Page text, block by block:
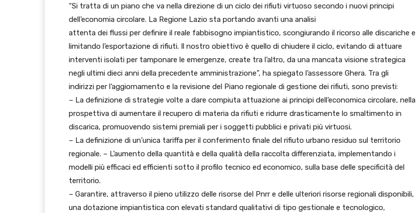
“Si tratta di un piano che va nella direzione di un ciclo dei rifiuti virtuoso secondo i nuovi principi
dell’economia circolare. La Regione Lazio sta portando avanti una analisi
attenta dei flussi per definire il reale fabbisogno impiantistico, scongiurando il ricorso alle discariche e
limitando l’esportazione di rifiuti. Il nostro obiettivo è quello di chiudere il ciclo, evitando di attuare
interventi isolati per tamponare le emergenze, create tra l’altro, da una mancata visione strategica
negli ultimi dieci anni della precedente amministrazione”, ha spiegato l’assessore Ghera. Tra gli
indirizzi per l’aggiornamento e la revisione del Piano regionale di gestione dei rifiuti, sono previsti:
– La definizione di strategie volte a dare compiuta attuazione ai principi dell’economica circolare, nella
prospettiva di aumentare il recupero di materia da rifiuti e ridurre drasticamente lo smaltimento in
discarica, promuovendo sistemi premiali per i soggetti pubblici e privati più virtuosi.
– La definizione di un’unica tariffa per il conferimento finale del rifiuto urbano residuo sul territorio
regionale. – L’aumento della quantità e della qualità della raccolta differenziata, implementando i
modelli più efficaci ed efficienti sotto il profilo tecnico ed economico, sulla base delle specificità del
territorio.
– Garantire, attraverso il pieno utilizzo delle risorse del Pnrr e delle ulteriori risorse regionali disponibili,
una dotazione impiantistica con elevati standard qualitativi di tipo gestionale e tecnologico,